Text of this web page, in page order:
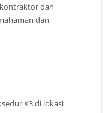
dan
dan
K3 di lokasi